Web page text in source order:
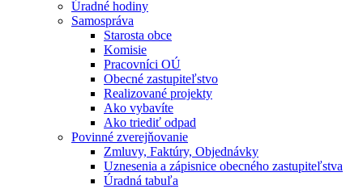
Úradné hodiny
Samospráva
Starosta obce
Komisie
Pracovníci OÚ
Obecné zastupiteľstvo
Realizované projekty
Ako vybavíte
Ako triediť odpad
Povinné zverejňovanie
Zmluvy, Faktúry, Objednávky
Uznesenia a zápisnice obecného zastupiteľstva
Úradná tabuľa